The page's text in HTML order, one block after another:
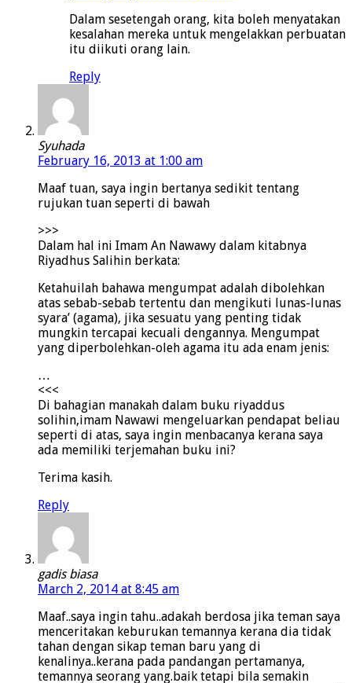
Dalam sesetengah orang, kita boleh menyatakan
kesalahan mereka untuk mengelakkan perbuatan
itu diikuti orang lain.
Reply
Syuhada
February 16, 2013 at 1:00 am
Maaf tuan, saya ingin bertanya sedikit tentang
rujukan tuan seperti di bawah
>>>
Dalam hal ini Imam An Nawawy dalam kitabnya
Riyadhus Salihin berkata:
Ketahuilah bahawa mengumpat adalah dibolehkan
atas sebab-sebab tertentu dan mengikuti lunas-lunas
syara’ (agama), jika sesuatu yang penting tidak
mungkin tercapai kecuali dengannya. Mengumpat
yang diperbolehkan-oleh agama itu ada enam jenis:
…
<<<
Di bahagian manakah dalam buku riyaddus
solihin,imam Nawawi mengeluarkan pendapat beliau
seperti di atas, saya ingin menbacanya kerana saya
ada memiliki terjemahan buku ini?
Terima kasih.
Reply
gadis biasa
March 2, 2014 at 8:45 am
Maaf..saya ingin tahu..adakah berdosa jika teman saya
menceritakan keburukan temannya kerana dia tidak
tahan dengan sikap teman baru yang di
kenalinya..kerana pada pandangan pertamanya,
temannya seorang yang.baik tetapi bila semakin